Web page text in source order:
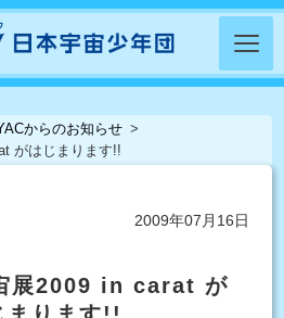
からのお知らせ
がはじまります!!
2009年07月16日
展2009 in carat が